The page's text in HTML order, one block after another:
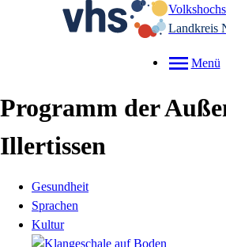
Landkreis
Menü
Programm der
Illertissen
Gesundheit
Sprachen
Kultur